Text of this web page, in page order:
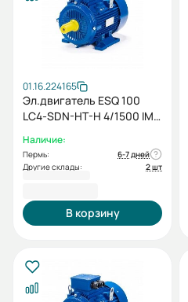
01.16.224165
Эл.двигатель ESQ 100
LC4-SDN-HT-H 4/1500 IM
Наличие:
Пермь:
6-7 дней
Другие склады:
2 шт
В корзину